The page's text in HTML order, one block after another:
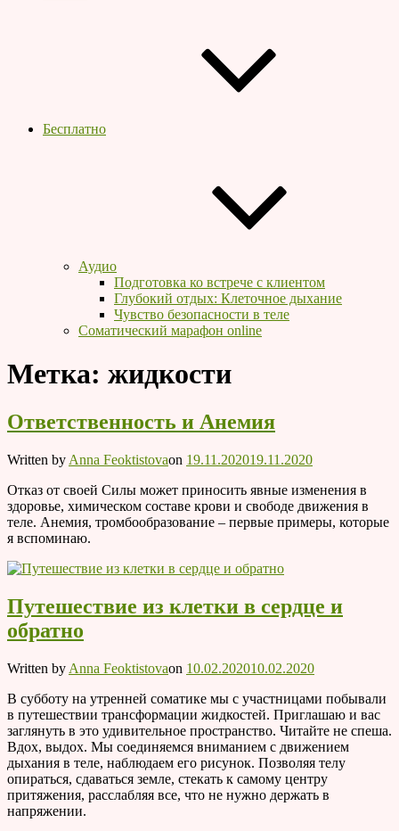
Бесплатно
Аудио
Подготовка ко встрече с клиентом
Глубокий отдых: Клеточное дыхание
Чувство безопасности в теле
Соматический марафон online
Метка: жидкости
Ответственность и Анемия
Written by Anna Feoktistovaon 19.11.202019.11.2020
Отказ от своей Силы может приносить явные изменения в
здоровье, химическом составе крови и свободе движения в
теле. Анемия, тромбообразование – первые примеры, которые
я вспоминаю.
Путешествие из клетки в сердце и
обратно
Written by Anna Feoktistovaon 10.02.202010.02.2020
В субботу на утренней соматике мы с участницами побывали
в путешествии трансформации жидкостей. Приглашаю и вас
заглянуть в это удивительное пространство. Читайте не спеша.
Вдох, выдох. Мы соединяемся вниманием с движением
дыхания в теле, наблюдаем его рисунок. Позволяя телу
опираться, сдаваться земле, стекать к самому центру
притяжения, расслабляя все, что не нужно держать в
напряжении.